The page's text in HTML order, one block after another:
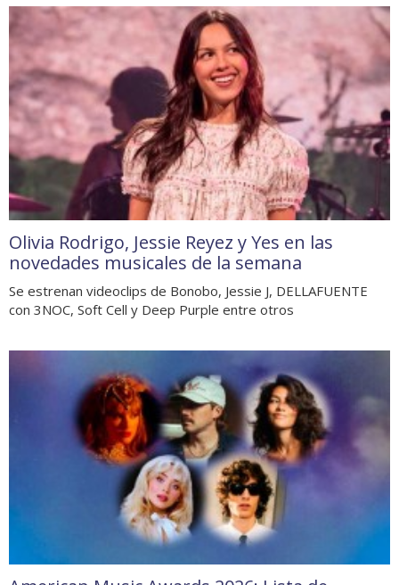
Olivia Rodrigo, Jessie Reyez y Yes en las
novedades musicales de la semana
Se estrenan videoclips de Bonobo, Jessie J, DELLAFUENTE
con 3NOC, Soft Cell y Deep Purple entre otros